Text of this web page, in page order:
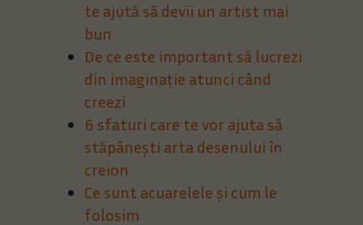
te ajută să devii un artist mai
bun
De ce este important să lucrezi
din imaginație atunci când
creezi
6 sfaturi care te vor ajuta să
stăpânești arta desenului în
creion
Ce sunt acuarelele și cum le
folosim